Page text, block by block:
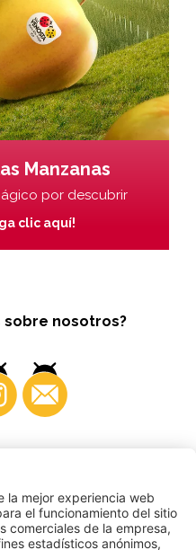
Manzanas
por descubrir
clic aquí!
sobre nosotros?